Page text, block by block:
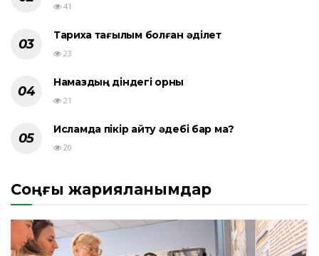
41
Тарихқа тағылым болған әділет
23
Намаздың діндегі орны
21
Исламда пікір айту әдебі бар ма?
20
Соңғы жарияланымдар